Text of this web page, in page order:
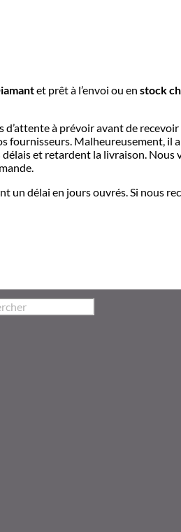
et prêt à l’envoi ou en stock
à prévoir avant de
fournisseurs. Malheureusement, il
et retardent la livraison.
un délai en jours ouvrés. Si nous